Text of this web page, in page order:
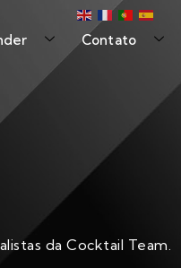
Contato
da Cocktail Team.